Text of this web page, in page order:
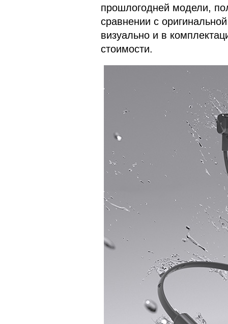
прошлогодней модели,
сравнении с
визуально и в
стоимости.